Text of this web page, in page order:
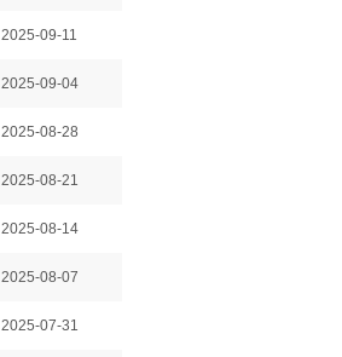
2025-09-11
2025-09-04
2025-08-28
2025-08-21
2025-08-14
2025-08-07
2025-07-31